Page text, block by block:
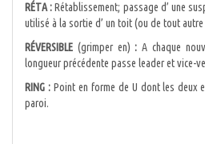
RÉTA :Rétablissement; passage d’ une
utilisé à la sortie d’ un toit (ou de tout
RÉVERSIBLE (grimper en) : A chaque
longueur précédente passe leader et vice-
RING :Point en forme de U dont les deux
paroi.